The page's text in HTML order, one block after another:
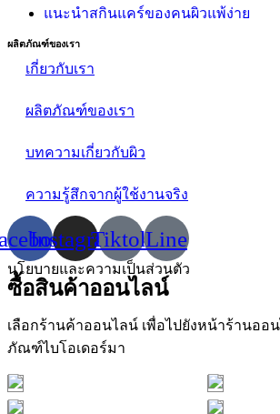
แนะนำสกินแคร์ของคนผิวแพ้ง่าย
ผลิตภัณฑ์ของเรา
เกี่ยวกับเรา
ผลิตภัณฑ์ของเรา
บทความเกี่ยวกับผิว
ความรู้สึกจากผู้ใช้งานจริง
InstagramTiktokLine
นโยบายและความเป็นส่วนตัว
ซื้อสินค้าออนไลน์
เลือกร้านค้าออนไลน์ เพื่อไปยังหน้าร้านออ
ภัณฑ์ไบโอเดอร์มา